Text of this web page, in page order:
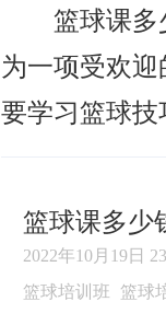
篮球课
为一项受欢
要学习篮球
篮球课多少
2022年10月19日
篮球培训班 篮球